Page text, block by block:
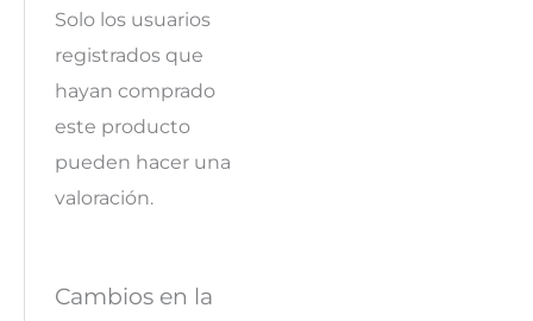
Solo los usuarios
registrados que
hayan comprado
este producto
pueden hacer una
valoración.
Cambios en la